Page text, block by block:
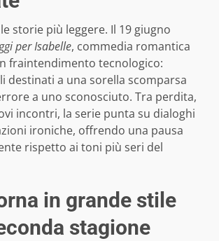
storie più leggere. Il 19 giugno
per Isabelle, commedia romantica
fraintendimento tecnologico:
destinati a una sorella scomparsa
a uno sconosciuto. Tra perdita,
incontri, la serie punta su dialoghi
ironiche, offrendo una pausa
rispetto ai toni più seri del
in grande stile
stagione